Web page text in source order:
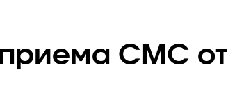
приема СМС от